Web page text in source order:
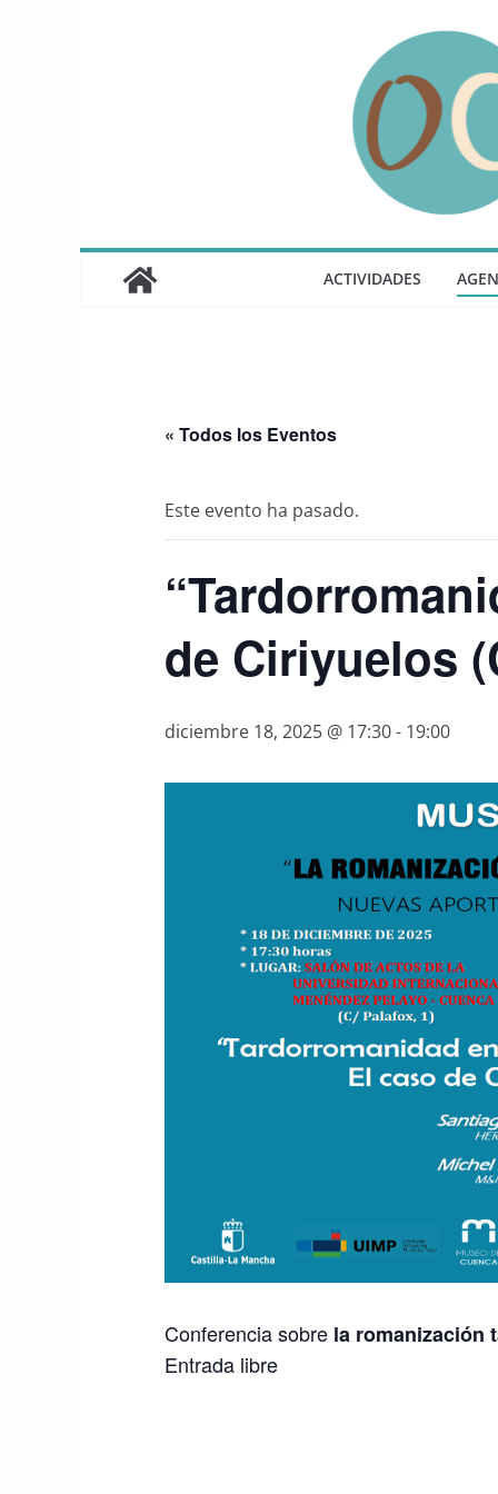
ACTIVIDADES
« Todos los Eventos
Este evento ha pasado.
de Ciriyuelos
diciembre 18, 2025 @ 17:30- 19:00
Conferencia sobre la romanización
Entrada libre